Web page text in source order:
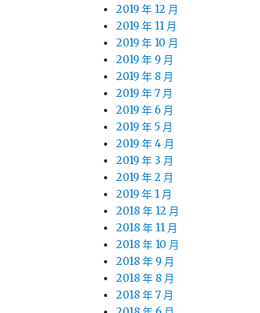
2019 年 12 月
2019 年 11 月
2019 年 10 月
2019 年 9 月
2019 年 8 月
2019 年 7 月
2019 年 6 月
2019 年 5 月
2019 年 4 月
2019 年 3 月
2019 年 2 月
2019 年 1 月
2018 年 12 月
2018 年 11 月
2018 年 10 月
2018 年 9 月
2018 年 8 月
2018 年 7 月